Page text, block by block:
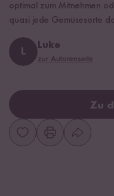
optimal zum Mitnehmen
quasi jede Gemüsesorte
L
Luke
zur Autorenseite
Zu